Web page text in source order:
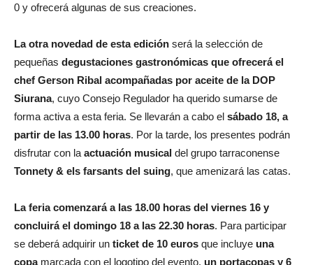
0 y ofrecerá algunas de sus creaciones.
La otra novedad de esta edición será la selección de
pequeñas degustaciones gastronómicas que ofrecerá el
chef Gerson Ribal acompañadas por aceite de la DOP
Siurana, cuyo Consejo Regulador ha querido sumarse de
forma activa a esta feria. Se llevarán a cabo el sábado 18, a
partir de las 13.00 horas. Por la tarde, los presentes podrán
disfrutar con la actuación musical del grupo tarraconense
Tonnety & els farsants del suing, que amenizará las catas.
La feria comenzará a las 18.00 horas del viernes 16 y
concluirá el domingo 18 a las 22.30 horas. Para participar
se deberá adquirir un ticket de 10 euros que incluye una
copamarcada con el logotipo del evento, un portacopas y 6